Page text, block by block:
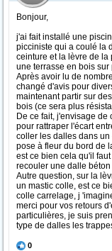
Bonjour,
j'ai fait installé une
picciniste qui a coulé la
ceinture et la lèvre de
une terrasse en bois sur
Après avoir lu de
changé d'avis pour
maintenant partir sur
bois (ce sera plus
De ce fait, j'envisage
pour rattraper l'écart
coller les dalles dans
pose à fleur du bord de
est ce bien cela qu'il
recouler une dalle
Autre question, sur la
un mastic colle, est ce
colle carrelage, j
merci pour vos retours
particulières, je suis
type de dalles les
0